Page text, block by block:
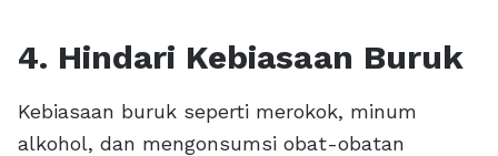
4. Hindari Kebiasaan Buruk
Kebiasaan buruk seperti merokok, minum
alkohol, dan mengonsumsi obat-obatan